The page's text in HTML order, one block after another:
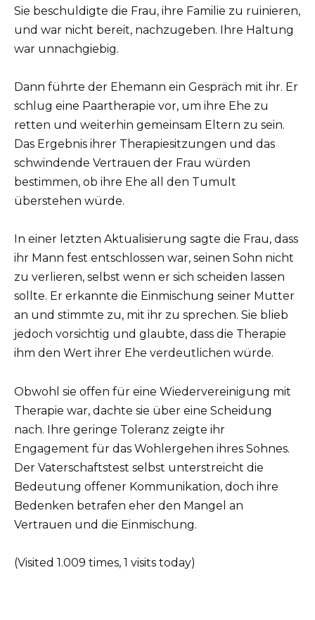
Sie beschuldigte die Frau, ihre Familie zu ruinieren,
und war nicht bereit, nachzugeben. Ihre Haltung
war unnachgiebig.
Dann führte der Ehemann ein Gespräch mit ihr. Er
schlug eine Paartherapie vor, um ihre Ehe zu
retten und weiterhin gemeinsam Eltern zu sein.
Das Ergebnis ihrer Therapiesitzungen und das
schwindende Vertrauen der Frau würden
bestimmen, ob ihre Ehe all den Tumult
überstehen würde.
In einer letzten Aktualisierung sagte die Frau, dass
ihr Mann fest entschlossen war, seinen Sohn nicht
zu verlieren, selbst wenn er sich scheiden lassen
sollte. Er erkannte die Einmischung seiner Mutter
an und stimmte zu, mit ihr zu sprechen. Sie blieb
jedoch vorsichtig und glaubte, dass die Therapie
ihm den Wert ihrer Ehe verdeutlichen würde.
Obwohl sie offen für eine Wiedervereinigung mit
Therapie war, dachte sie über eine Scheidung
nach. Ihre geringe Toleranz zeigte ihr
Engagement für das Wohlergehen ihres Sohnes.
Der Vaterschaftstest selbst unterstreicht die
Bedeutung offener Kommunikation, doch ihre
Bedenken betrafen eher den Mangel an
Vertrauen und die Einmischung.
(Visited 1.009 times, 1 visits today)